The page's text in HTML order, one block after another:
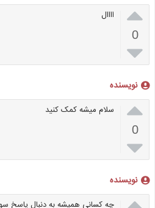

0

اااال
نویسنده

0

سلام میشه کمک کنید
نویسنده
چه کسانی همیشه به دنبال پاسخ